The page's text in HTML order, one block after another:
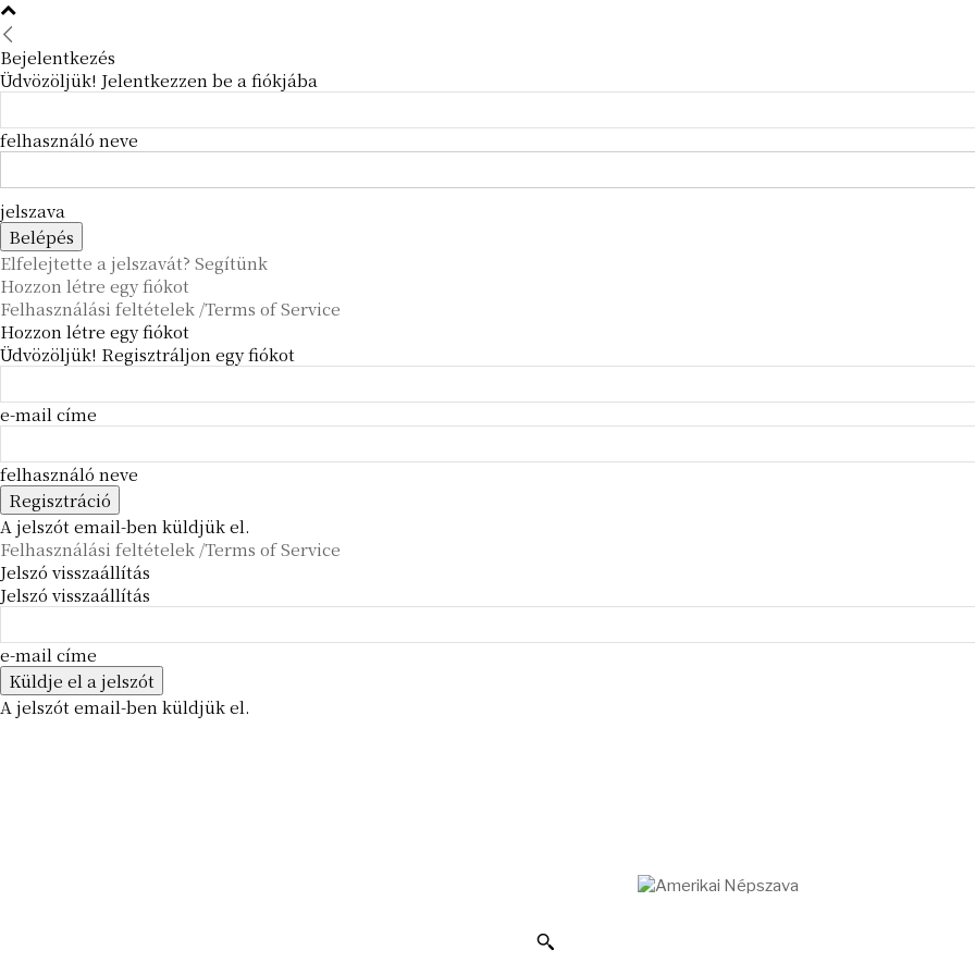
Bejelentkezés
Üdvözöljük! Jelentkezzen be a fiókjába
felhasználó neve
jelszava
Elfelejtette a jelszavát? Segítünk
Hozzon létre egy fiókot
Felhasználási feltételek /Terms of Service
Hozzon létre egy fiókot
Üdvözöljük! Regisztráljon egy fiókot
e-mail címe
felhasználó neve
A jelszót email-ben küldjük el.
Felhasználási feltételek /Terms of Service
Jelszó visszaállítás
Jelszó visszaállítás
e-mail címe
A jelszót email-ben küldjük el.